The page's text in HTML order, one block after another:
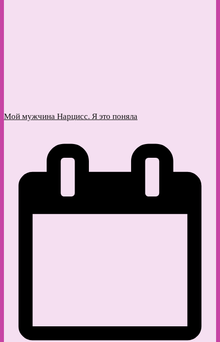
Мой мужчина Нарцисс. Я это поняла